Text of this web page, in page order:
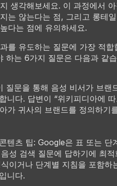
생각해보세요. 이 과정에서
는 않는다는 점, 그리고 롱테
다는 점에 유의하세요.
를 유도하는 질문에 가장 적합
하는 6가지 질문은 다음과 같
질문을 통해 음성 비서가 브랜
니다. 답변이 “위키피디아에
가 귀사의 브랜드를 정의하기
콘텐츠 팁: Google은 표 또는 단
성 검색 질문에 답하기에 최적
이거나 단계별 지침을 포함하
니다.